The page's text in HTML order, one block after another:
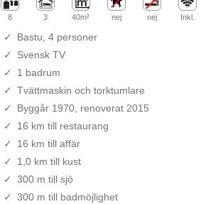
8 3 40m² nej nej Inkl.
Bastu, 4 personer
Svensk TV
1 badrum
Tvättmaskin och torktumlare
Byggår 1970, renoverat 2015
16 km till restaurang
16 km till affär
1,0 km till kust
300 m till sjö
300 m till badmöjlighet